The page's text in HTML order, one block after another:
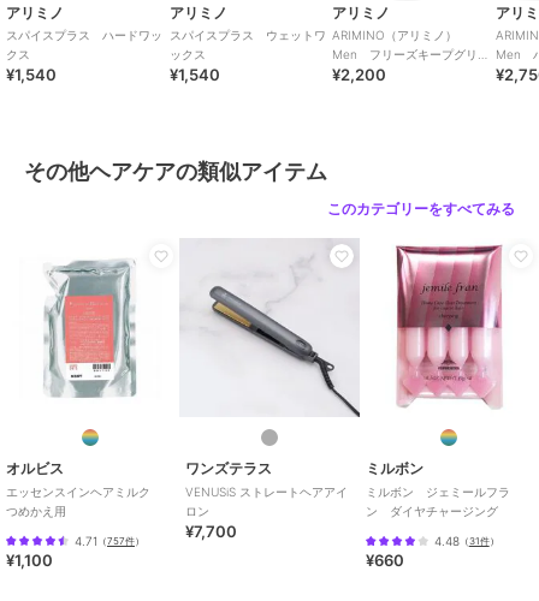
アリミノ
スパイスプラス ハードワッ
クス
¥1,540
アリミノ
スパイスプラス ウェットワ
ックス
¥1,540
アリミノ
ARIMINO（アリミノ）
Men フリーズキープグリー
ス
¥2,200
アリ
Men
その他ヘアケアの類似アイテム
このカテゴリーをすべてみる
オルビス
エッセンスインヘアミルク
つめかえ用
4.71 （757件）
¥1,100
ワンズテラス
VENUSiS ストレートヘアアイ
ロン
¥7,700
ミルボン
ミルボン ジェミールフラ
ン ダイヤチャージング
4.48（31件）
¥660